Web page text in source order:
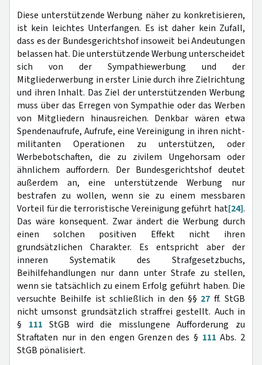
Diese unterstützende Werbung näher zu konkretisieren,
ist kein leichtes Unterfangen. Es ist daher kein Zufall,
dass es der Bundesgerichtshof insoweit bei Andeutungen
belassen hat. Die unterstützende Werbung unterscheidet
sich von der Sympathiewerbung und der
Mitgliederwerbung in erster Linie durch ihre Zielrichtung
und ihren Inhalt. Das Ziel der unterstützenden Werbung
muss über das Erregen von Sympathie oder das Werben
von Mitgliedern hinausreichen. Denkbar wären etwa
Spendenaufrufe, Aufrufe, eine Vereinigung in ihren nicht-
militanten Operationen zu unterstützen, oder
Werbebotschaften, die zu zivilem Ungehorsam oder
ähnlichem auffordern. Der Bundesgerichtshof deutet
außerdem an, eine unterstützende Werbung nur
bestrafen zu wollen, wenn sie zu einem messbaren
Vorteil für die terroristische Vereinigung geführt hat[24].
Das wäre konsequent. Zwar ändert die Werbung durch
einen solchen positiven Effekt nicht ihren
grundsätzlichen Charakter. Es entspricht aber der
inneren Systematik des Strafgesetzbuchs,
Beihilfehandlungen nur dann unter Strafe zu stellen,
wenn sie tatsächlich zu einem Erfolg geführt haben. Die
versuchte Beihilfe ist schließlich in den §§ 27 ff. StGB
nicht umsonst grundsätzlich straffrei gestellt. Auch in
§ 111 StGB wird die misslungene Aufforderung zu
Straftaten nur in den engen Grenzen des § 111 Abs. 2
StGB pönalisiert.